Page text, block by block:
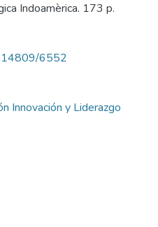
Indoamèrica. 173 p.
6552
Innovación y Liderazgo